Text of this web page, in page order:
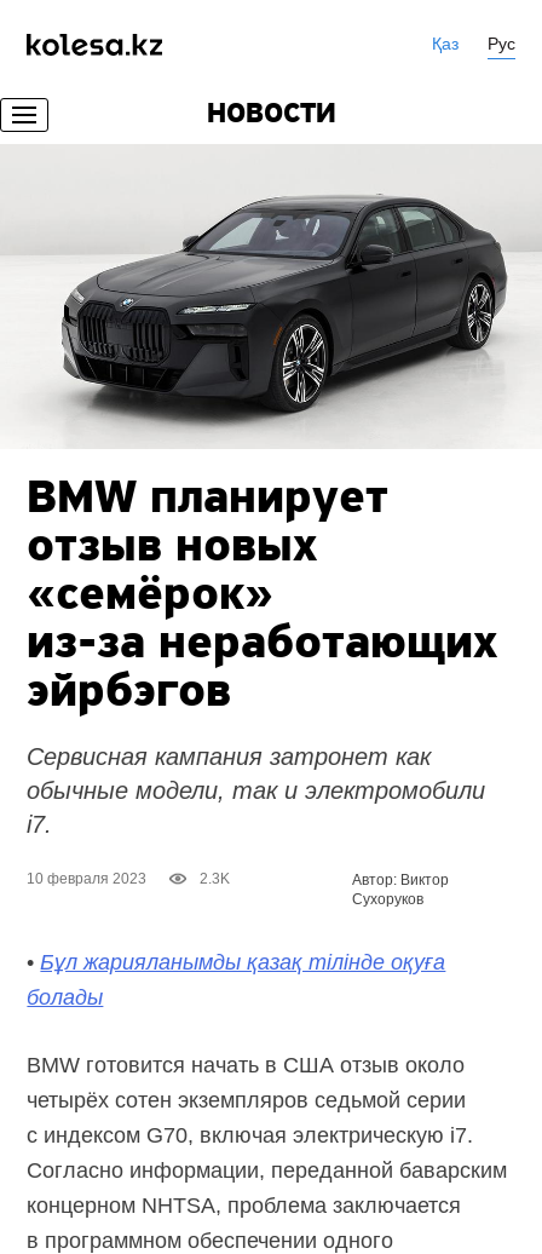
Қаз Рус
НОВОСТИ
BMW планирует
отзыв новых
«семёрок»
из-за неработающих
эйрбэгов
Сервисная кампания затронет как
обычные модели, так и электромобили
i7.
10 февраля 2023 2.3K
Автор: Виктор
Сухоруков
•Бұл жарияланымды қазақ тілінде оқуға
болады
BMW готовится начать в США отзыв около
четырёх сотен экземпляров седьмой серии
с индексом G70, включая электрическую i7.
Согласно информации, переданной баварским
концерном NHTSA, проблема заключается
в программном обеспечении одного